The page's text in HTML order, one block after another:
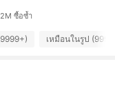
ซื้อซ้ำ
เหมือนในรูป